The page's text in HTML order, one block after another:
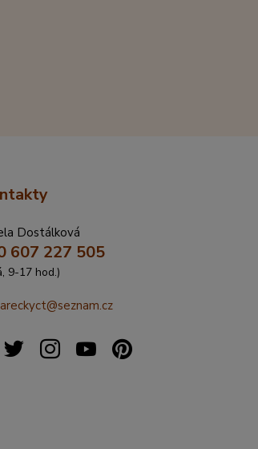
Dostálková
607 227 505
9-17 hod.)